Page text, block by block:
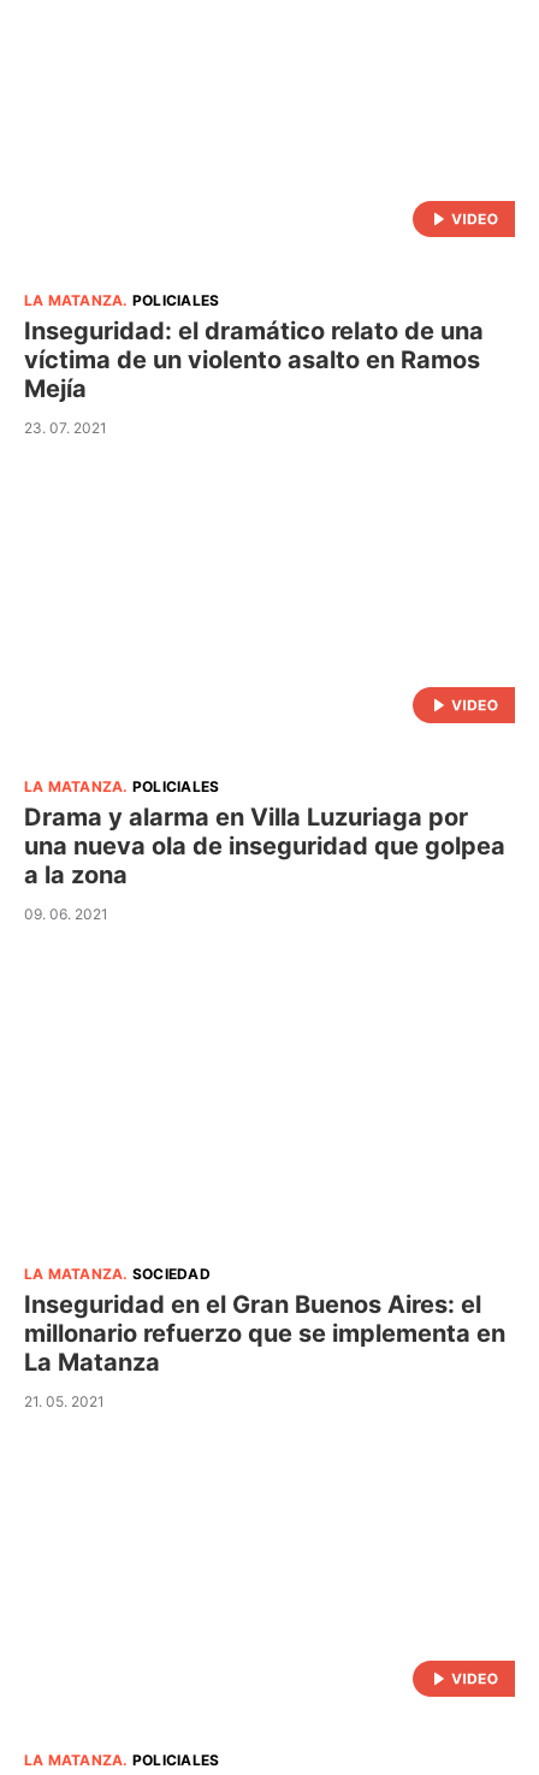
LA MATANZA. POLICIALES
Inseguridad: el dramático relato de una
víctima de un violento asalto en Ramos
Mejía
23. 07. 2021
LA MATANZA. POLICIALES
Drama y alarma en Villa Luzuriaga por
una nueva ola de inseguridad que golpea
a la zona
09. 06. 2021
LA MATANZA. SOCIEDAD
Inseguridad en el Gran Buenos Aires: el
millonario refuerzo que se implementa en
La Matanza
21. 05. 2021
LA MATANZA. POLICIALES